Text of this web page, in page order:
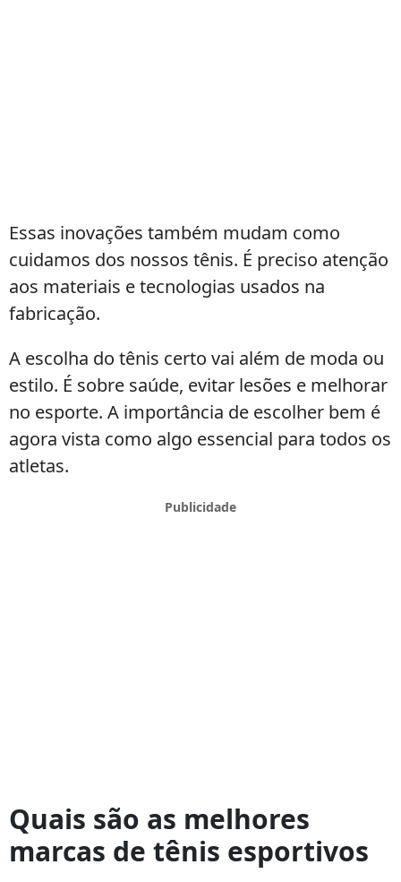
Essas inovações também mudam como
cuidamos dos nossos tênis. É preciso atenção
aos materiais e tecnologias usados na
fabricação.
A escolha do tênis certo vai além de moda ou
estilo. É sobre saúde, evitar lesões e melhorar
no esporte. A importância de escolher bem é
agora vista como algo essencial para todos os
atletas.
Quais são as melhores
marcas de tênis esportivos